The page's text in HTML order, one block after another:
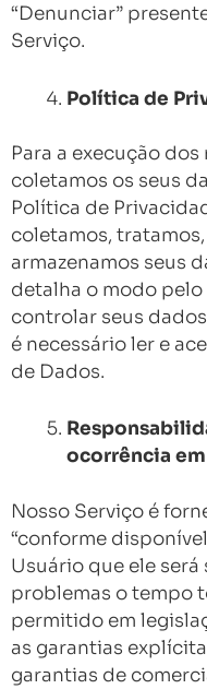
“Denunciar”
Serviço.
Política de
Para a execução
coletamos os seus
Política de
coletamos,
armazenamos seus
detalha o modo
controlar seus
é necessário ler e
de Dados.
ocorrência
Nosso Serviço é
“conforme
Usuário que ele
problemas o tempo
permitido em
as garantias
garantias de